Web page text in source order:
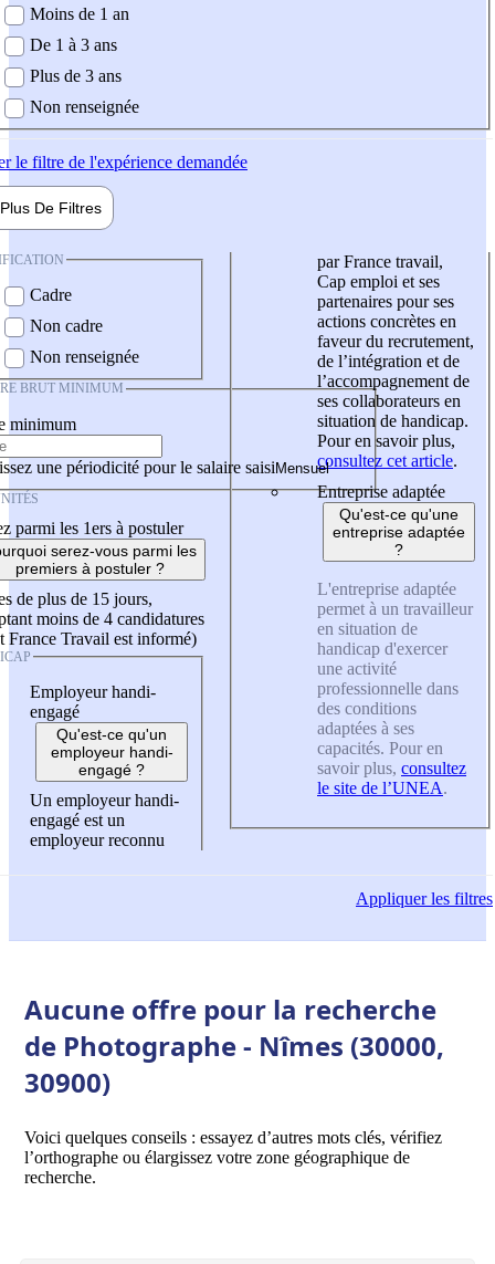
demandée
Moins de 1 an
De 1 à 3 ans
Plus de 3 ans
Non renseignée
le filtre de l'expérience demandée
Plus De Filtres
Cadre
Non cadre
Non renseignée
BRUT MINIMUM
minimum
une périodicité pour le salaire saisi
parmi les 1ers à postuler
serez-vous parmi les
premiers à postuler ?
de plus de 15 jours,
moins de 4 candidatures
France Travail est informé)
Employeur handi-
engagé
Qu'est-ce qu'un
employeur handi-
engagé ?
Un employeur handi-
engagé est un
employeur reconnu
par France travail,
Cap emploi et ses
partenaires pour ses
actions concrètes en
faveur du recrutement,
de l’intégration et de
l’accompagnement de
ses collaborateurs en
situation de handicap.
Pour en savoir plus,
consultez cet article.
Entreprise adaptée
Qu'est-ce qu'une
entreprise adaptée
?
L'entreprise adaptée
permet à un travailleur
en situation de
handicap d'exercer
une activité
professionnelle dans
des conditions
adaptées à ses
capacités. Pour en
savoir plus, consultez
le site de l’UNEA.
Appliquerles filtres
Aucune offre pour la recherche
de Photographe - Nîmes (30000,
30900)
Voici quelques conseils : essayez d’autres mots clés, vérifiez
l’orthographe ou élargissez votre zone géographique de
recherche.